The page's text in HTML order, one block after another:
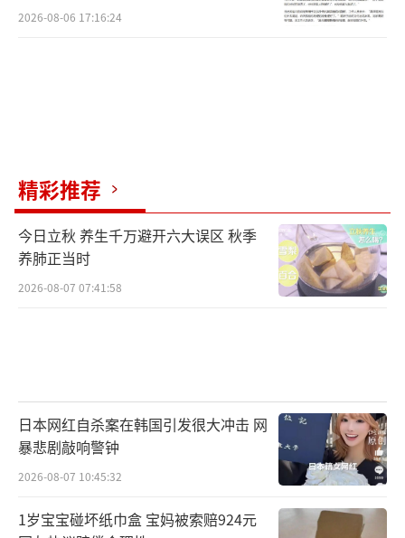
2026-08-06 17:16:24
精彩推荐
今日立秋 养生千万避开六大误区 秋季
养肺正当时
2026-08-07 07:41:58
日本网红自杀案在韩国引发很大冲击 网
暴悲剧敲响警钟
2026-08-07 10:45:32
1岁宝宝碰坏纸巾盒 宝妈被索赔924元